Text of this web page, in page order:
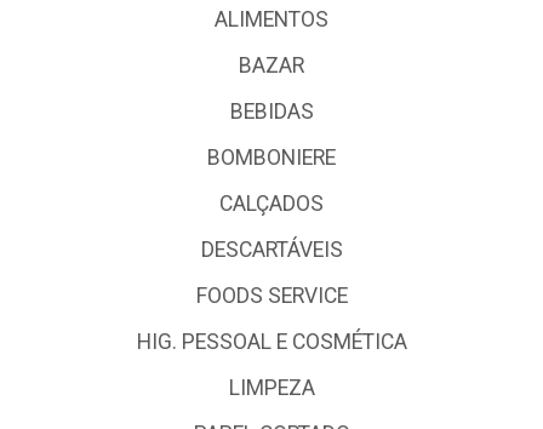
ALIMENTOS
BAZAR
BEBIDAS
BOMBONIERE
CALÇADOS
DESCARTÁVEIS
FOODS SERVICE
HIG. PESSOAL E COSMÉTICA
LIMPEZA